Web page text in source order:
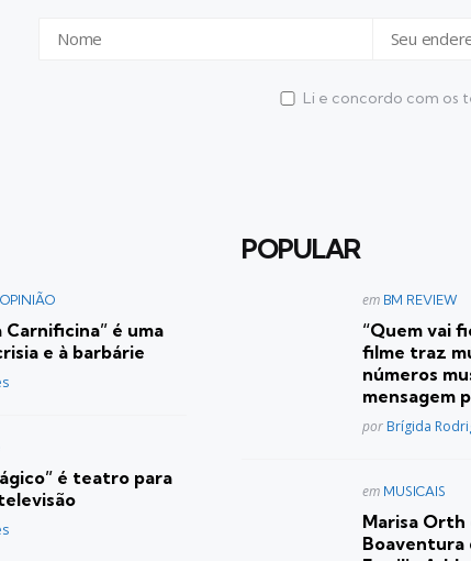
Li e concordo com os
Carnificina” é uma
e à barbárie
é teatro para
POPULAR
Postado
em BM REVIEW
“Quem vai
filme traz
números
mensagem
Posted
por Brígida
Postado
em MUSICAIS
Marisa Orth
Boaventura